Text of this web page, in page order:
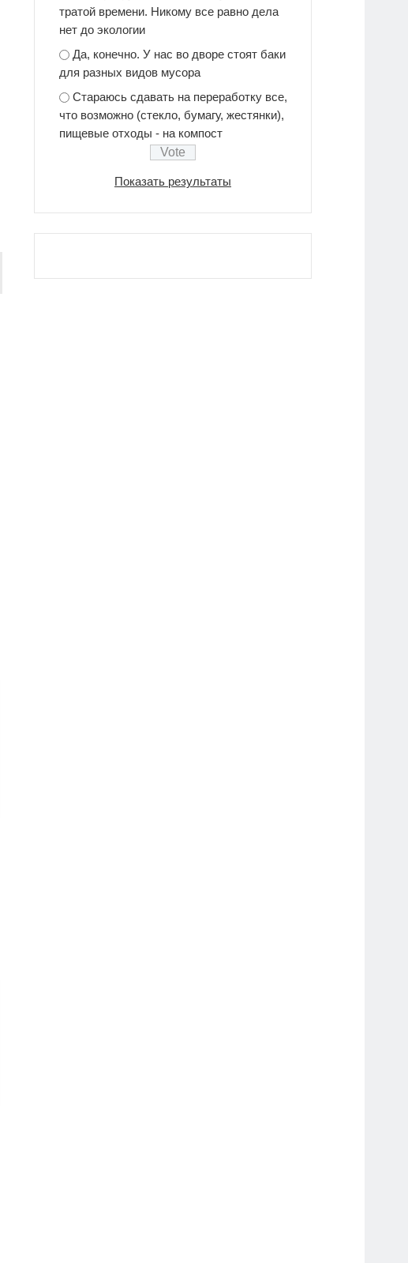
тратой времени. Никому все равно дела
нет до экологии
Да, конечно. У нас во дворе стоят баки
для разных видов мусора
Стараюсь сдавать на переработку все,
что возможно (стекло, бумагу, жестянки),
пищевые отходы - на компост
Показать результаты